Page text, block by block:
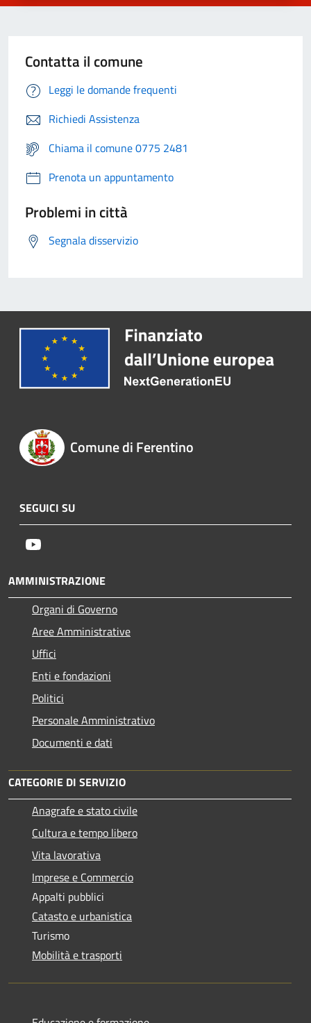
Contatta il comune
Leggi le domande frequenti
Richiedi Assistenza
Chiama il comune 0775 2481
Prenota un appuntamento
Problemi in città
Segnala disservizio
Comune di Ferentino
SEGUICI SU
AMMINISTRAZIONE
Organi di Governo
Aree Amministrative
Uffici
Enti e fondazioni
Politici
Personale Amministrativo
Documenti e dati
CATEGORIE DI SERVIZIO
Anagrafe e stato civile
Cultura e tempo libero
Vita lavorativa
Imprese e Commercio
Appalti pubblici
Catasto e urbanistica
Turismo
Mobilità e trasporti